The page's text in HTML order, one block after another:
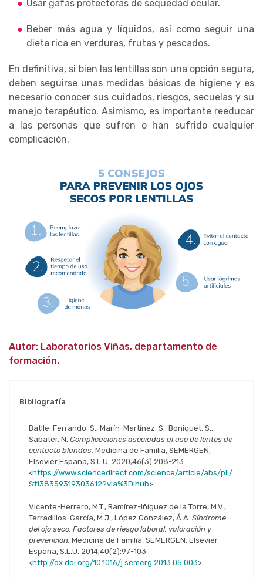
Usar gafas protectoras de sequedad ocular.
Beber más agua y líquidos, así como seguir una
dieta rica en verduras, frutas y pescados.
En definitiva, si bien las lentillas son una opción segura,
deben seguirse unas medidas básicas de higiene y es
necesario conocer sus cuidados, riesgos, secuelas y su
manejo terapéutico. Asimismo, es importante reeducar
a las personas que sufren o han sufrido cualquier
complicación.
Autor: Laboratorios Viñas, departamento de
formación.
Bibliografía
Batlle-Ferrando, S., Marín-Martínez, S., Boniquet, S.,
Sabater, N. Complicaciones asociadas al uso de lentes de
contacto blandas. Medicina de Familia, SEMERGEN,
Elsevier España, S.L.U. 2020;46(3):208-213
<https://www.sciencedirect.com/science/article/abs/pii/
S1138359319303612?via%3Dihub>.
Vicente-Herrero, M.T., Ramírez-Iñíguez de la Torre, M.V.,
Terradillos-García, M.J., López González, Á.A. Síndrome
del ojo seco. Factores de riesgo laboral, valoración y
prevención. Medicina de Familia, SEMERGEN, Elsevier
España, S.L.U. 2014;40(2):97-103
<http://dx.doi.org/10.1016/j.semerg.2013.05.003>.